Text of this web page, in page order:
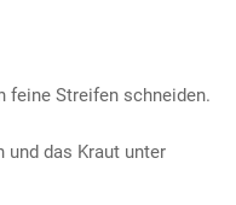
feine Streifen schneiden.
und das Kraut unter